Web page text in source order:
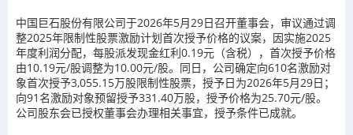
中国巨石股份有限公司于2026年5月29日召开董事会，审议通过调
整2025年限制性股票激励计划首次授予价格的议案，因实施2025
年度利润分配，每股派发现金红利0.19元（含税），首次授予价格
由10.19元/股调整为10.00元/股。同日，公司确定向610名激励对
象首次授予3,055.15万股限制性股票，授予日为2026年5月29日；
向91名激励对象预留授予331.40万股，授予价格为25.70元/股。
公司股东会已授权董事会办理相关事宜，授予条件已成就。